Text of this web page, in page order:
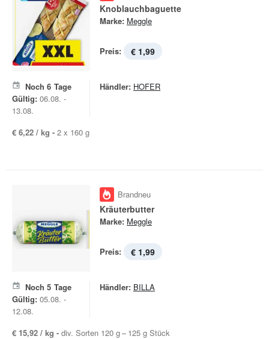
Knoblauchbaguette
Marke: Meggle
Preis: € 1,99
Noch 6 Tage
Gültig: 06.08. -
13.08.
Händler: HOFER
€ 6,22 / kg - 2 x 160 g
Brandneu
Kräuterbutter
Marke: Meggle
Preis: € 1,99
Noch 5 Tage
Gültig: 05.08. -
12.08.
Händler: BILLA
€ 15,92 / kg - div. Sorten 120 g – 125 g Stück